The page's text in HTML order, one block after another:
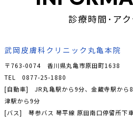
診療時間･ア
武岡皮膚科クリニック丸亀本院
〒763-0074 香川県丸亀市原田町1638
TEL 0877-25-1880
[自動車] JR丸亀駅から9分、金蔵寺駅から
津駅から9分
[バス] 琴参バス 琴平線 原田南口停留所下